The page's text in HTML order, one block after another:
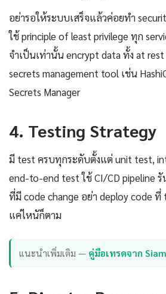
อย่ารอให้ระบบเสร็จแล้วค่อยทำ
ใช้ principle of least privilege ทุก
จำเป็นเท่านั้น encrypt data ทั้ง at
secrets management tool เช่น
Secrets Manager
4. Testing Strategy
มี test ครบทุกระดับตั้งแต่ unit test,
end-to-end test ใช้ CI/CD pipeline
ที่มี code change อย่า deploy code ที่
แค่ไหนัก็ตาม
แนะนำเพิ่มเติม — คู่มือเทรดจาก